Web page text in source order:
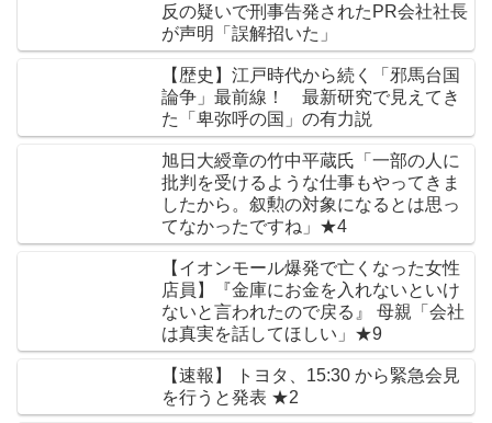
反の疑いで刑事告発されたPR会社社長
が声明「誤解招いた」
【歴史】江戸時代から続く「邪馬台国
論争」最前線！ 最新研究で見えてき
た「卑弥呼の国」の有力説
旭日大綬章の竹中平蔵氏「一部の人に
批判を受けるような仕事もやってきま
したから。叙勲の対象になるとは思っ
てなかったですね」★4
【イオンモール爆発で亡くなった女性
店員】『金庫にお金を入れないといけ
ないと言われたので戻る』 母親「会社
は真実を話してほしい」★9
【速報】 トヨタ、15:30 から緊急会見
を行うと発表 ★2